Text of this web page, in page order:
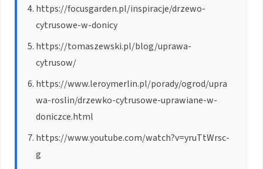
https://focusgarden.pl/inspiracje/drzewo-
cytrusowe-w-donicy
https://tomaszewski.pl/blog/uprawa-
cytrusow/
https://www.leroymerlin.pl/porady/ogrod/upra
wa-roslin/drzewko-cytrusowe-uprawiane-w-
doniczce.html
https://www.youtube.com/watch?v=yruTtWrsc-
g